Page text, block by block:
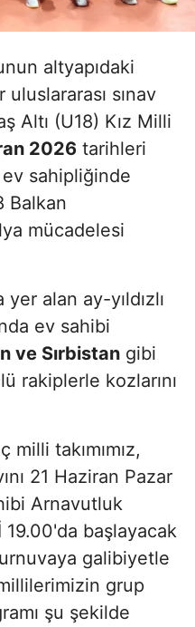
altyapıdaki
sınav
Altı (U18) Kız Milli
2026 tarihleri
ev sahipliğinde
Balkan
mücadelesi
alan ay-yıldızlı
ev sahibi
ve Sırbistan gibi
rakiplerle kozlarını
milli takımımız,
21 Haziran Pazar
Arnavutluk
19.00'da başlayacak
galibiyetle
grup
şu şekilde